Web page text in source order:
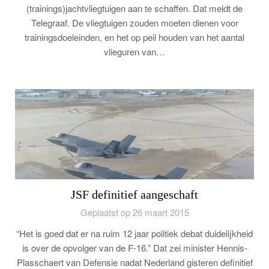
(trainings)jachtvliegtuigen aan te schaffen. Dat meldt de
Telegraaf. De vliegtuigen zouden moeten dienen voor
trainingsdoeleinden, en het op peil houden van het aantal
vlieguren van…
JSF definitief aangeschaft
Geplaatst op 26 maart 2015
“Het is goed dat er na ruim 12 jaar politiek debat duidelijkheid
is over de opvolger van de F-16.” Dat zei minister Hennis-
Plasschaert van Defensie nadat Nederland gisteren definitief